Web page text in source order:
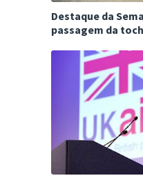
Destaque da
passagem da